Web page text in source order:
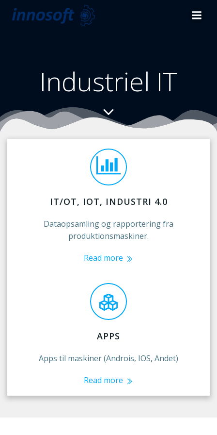
Industriel IT
IT/OT, IOT, INDUSTRI 4.0
Dataopsamling og rapportering fra
produktionsmaskiner.
Read more
APPS
Apps til maskiner (Androis, IOS, Andet)
Read more